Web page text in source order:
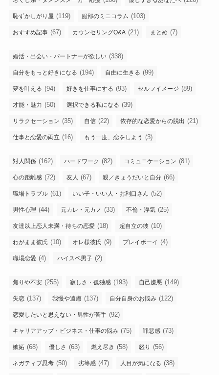
恥ずかしがり屋 (119) 服部のミニコラム (103)
おすすめ記事 (67) カウンセリングQ&A (21) まとめ (7)
婚活・出会い・パートナーが欲しい (338)
自分をもっと好きになる (194) 自由に生きる (99)
夢を叶える (94) 好きを仕事にする (93) セルフイメージ (89)
才能・魅力 (50) 選択できる私になる (39)
リラクセーション (35) 自信 (22) 依存的な恋愛からの脱出 (21)
仕事と恋愛の両立 (16) もう一度、恋をしよう (3)
対人関係 (162) ハードワーク (82) コミュニケーション (81)
心の距離感 (72) 友人 (67) 親／きょうだいと自分 (66)
職場トラブル (61) いい子・いい人・お利口さん (52)
男性心理 (44) 元カレ・元カノ (33) 不倫・浮気 (25)
友達以上恋人未満・待ちの恋愛 (18) 超自立の彼 (10)
わがまま彼氏 (10) オレ様彼氏 (9) プレイボーイ (4)
職場恋愛 (4) ハイスペ男子 (2)
焦りや不安 (255) 寂しさ・孤独感 (193) 自己嫌悪 (149)
失恋 (137) 我慢や遠慮 (137) 自分自身のお悩み (122)
恋愛したいと思えない・男性が苦手 (92)
キャリアアップ・ビジネス・仕事の悩み (75) 罪悪感 (73)
嫉妬 (68) 優しさ (63) 燃え尽き (58) 怒り (56)
ネガティブ思考 (50) 劣等感 (47) 人目が気になる (38)